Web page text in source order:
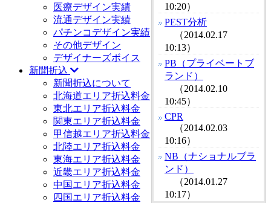
10:20）
PEST分析
（2014.02.17
10:13）
PB（プライベートブ
ランド）
（2014.02.10
10:45）
CPR
（2014.02.03
10:16）
NB（ナショナルブラ
ンド）
（2014.01.27
10:17）
医療デザイン実績
流通デザイン実績
パチンコデザイン実績
その他デザイン
デザイナーズボイス
新聞折込
新聞折込について
北海道エリア折込料金
東北エリア折込料金
関東エリア折込料金
甲信越エリア折込料金
北陸エリア折込料金
東海エリア折込料金
近畿エリア折込料金
中国エリア折込料金
四国エリア折込料金